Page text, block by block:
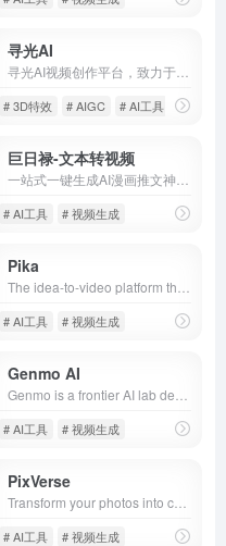
寻光AI
# 3D特效 # AIGC # AI工具
巨日禄-文本转视频
# AI工具 # 视频生成
Pika
# AI工具 # 视频生成
Genmo AI
# AI工具 # 视频生成
PixVerse
# AI工具 # 视频生成